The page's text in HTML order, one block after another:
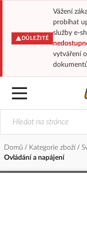
DŮLEŽITÉ
Vážení
probíhat
služby e-
vytváření
Domů Kategorie zboží
Ovládání a napájení